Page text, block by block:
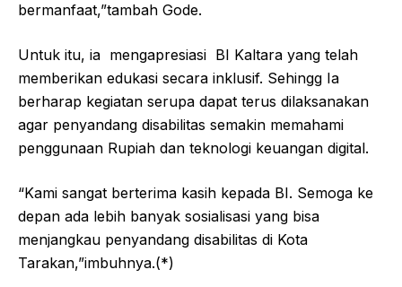
bermanfaat,”tambah Gode.
Untuk itu, ia mengapresiasi BI Kaltara yang telah
memberikan edukasi secara inklusif. Sehingg Ia
berharap kegiatan serupa dapat terus dilaksanakan
agar penyandang disabilitas semakin memahami
penggunaan Rupiah dan teknologi keuangan digital.
“Kami sangat berterima kasih kepada BI. Semoga ke
depan ada lebih banyak sosialisasi yang bisa
menjangkau penyandang disabilitas di Kota
Tarakan,”imbuhnya.(*)